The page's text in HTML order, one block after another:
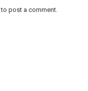
to post a comment.